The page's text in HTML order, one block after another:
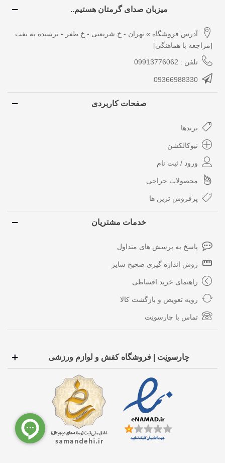
میزبان صدای گرمتان هستیم..
آدرس فروشگاه » تهران - خ شریعتی - خ ظفر - نرسیده به نفت
[مراجعه با هماهنگی]
تلفن : 09913776062
09366988330
صفحات کاربردی
برندها
نیوکالکشن
ورود / ثبت نام
محصولات حراجی
پرفروش ترین ها
خدمات مشتریان
پاسخ به پرسش های متداول
روش اندازه گیری صحیح سایز
راهنمای خرید اقساطی
رویه تعویض و بازگشت کالا
تماس با چارسونِت
چارسونِت | فروشگاه کفش و لوازم ورزشی